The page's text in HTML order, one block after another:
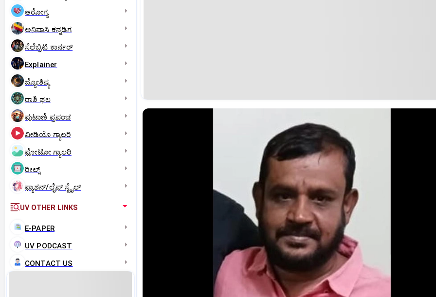
ಆರೋಗ್ಯ
ಅನಿವಾಸಿ ಕನ್ನಡಿಗ
ಸೆಲೆಬ್ರಿಟಿ ಕಾರ್ನರ್‌
Explainer
ಜ್ಯೋತಿಷ್ಯ
ರಾಶಿ ಫಲ
ಪುಟಾಣಿ ಪ್ರಪಂಚ
ವೀಡಿಯೊ ಗ್ಯಾಲರಿ
ಫೋಟೋ ಗ್ಯಾಲರಿ
ರೀಲ್ಸ್
ಫ್ಯಾಶನ್/ಲೈಫ್‌ ಸ್ಟೈಲ್
UV OTHER LINKS
E-PAPER
UV PODCAST
CONTACT US